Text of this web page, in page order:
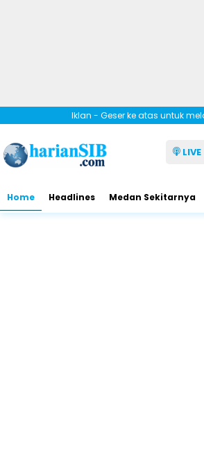
Iklan - Geser ke atas untuk
LIVE
Home Headlines Medan Sekitarnya